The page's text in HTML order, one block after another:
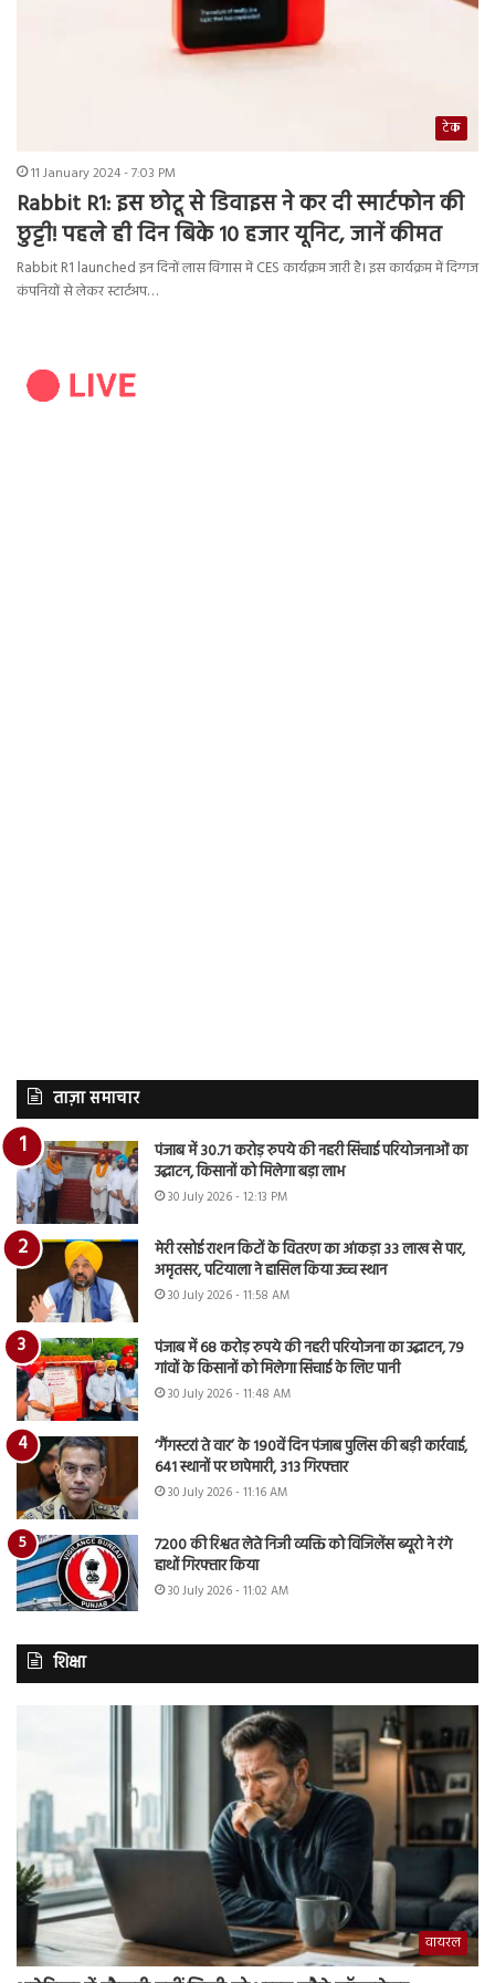
टेक
11 January 2024 - 7:03 PM
Rabbit R1: इस छोटू से डिवाइस ने कर दी स्मार्टफोन की
छुट्टी! पहले ही दिन बिके 10 हजार यूनिट, जानें कीमत
Rabbit R1 launched इन दिनों लास विगास में CES कार्यक्रम जारी है। इस कार्यक्रम में दिग्गज
कंपनियों से लेकर स्टार्टअप…
ताज़ा समाचार
पंजाब में 30.71 करोड़ रुपये की नहरी सिंचाई परियोजनाओं का
उद्घाटन, किसानों को मिलेगा बड़ा लाभ
30 July 2026 - 12:13 PM
मेरी रसोई राशन किटों के वितरण का आंकड़ा 33 लाख से पार,
अमृतसर, पटियाला ने हासिल किया उच्च स्थान
30 July 2026 - 11:58 AM
पंजाब में 68 करोड़ रुपये की नहरी परियोजना का उद्घाटन, 79
गांवों के किसानों को मिलेगा सिंचाई के लिए पानी
30 July 2026 - 11:48 AM
‘गैंगस्टरां ते वार’ के 190वें दिन पंजाब पुलिस की बड़ी कार्रवाई,
641 स्थानों पर छापेमारी, 313 गिरफ्तार
30 July 2026 - 11:16 AM
7200 की रिश्वत लेते निजी व्यक्ति को विजिलेंस ब्यूरो ने रंगे
हाथों गिरफ्तार किया
30 July 2026 - 11:02 AM
शिक्षा
वायरल